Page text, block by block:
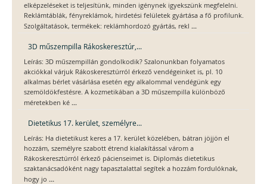
elképzeléseket is teljesítünk, minden igénynek igyekszünk megfelelni.
Reklámtáblák, fényreklámok, hirdetési felületek gyártása a fő profilunk.
Szolgáltatások, termékek: reklámhordozó gyártás, rekl ...
3D műszempilla Rákoskeresztúr,...
Leírás: 3D műszempillán gondolkodik? Szalonunkban folyamatos
akciókkal várjuk Rákoskeresztúrról érkező vendégeinket is, pl. 10
alkalmas bérlet vásárlása esetén egy alkalommal vendégünk egy
szemöldökfestésre. A kozmetikában a 3D műszempilla különböző
méretekben ké ...
Dietetikus 17. kerület, személyre...
Leírás: Ha dietetikust keres a 17. kerület közelében, bátran jöjjön el
hozzám, személyre szabott étrend kialakítással várom a
Rákoskeresztúrról érkező pácienseimet is. Diplomás dietetikus
szaktanácsadóként nagy tapasztalattal segítek a hozzám fordulóknak,
hogy jo ...